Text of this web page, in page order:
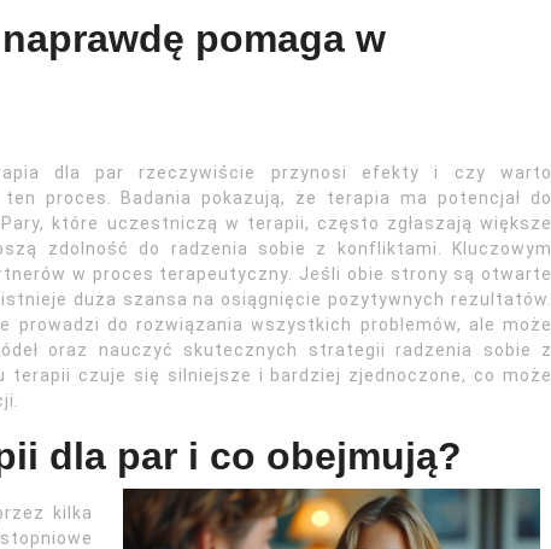
pomaga w
dla par rzeczywiście przynosi efekty i czy warto
proces. Badania pokazują, że terapia ma potencjał do
które uczestniczą w terapii, często zgłaszają większe
zdolność do radzenia sobie z konfliktami. Kluczowym
w proces terapeutyczny. Jeśli obie strony są otwarte
duża szansa na osiągnięcie pozytywnych rezultatów.
prowadzi do rozwiązania wszystkich problemów, ale może
oraz nauczyć skutecznych strategii radzenia sobie z
terapii czuje się silniejsze i bardziej zjednoczone, co może
dla par i co obejmują?
kilka